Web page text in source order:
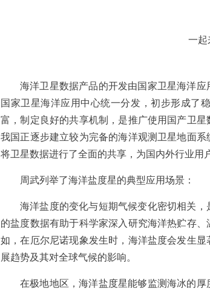
一起
海洋卫星数据产品的开发由国家卫星海洋
国家卫星海洋应用中心统一分发，初步形成了
富，制定良好的共享机制，是推广使用国产卫
我国正逐步建立较为完备的海洋观测卫星地面
将卫星数据进行了全面的共享，为国内外行业用
周武列举了海洋盐度星的典型应用场景：
海洋盐度的变化与短期气候变化密切相关
的盐度数据有助于科学家深入研究海洋热贮存
如，在厄尔尼诺现象发生时，海洋盐度会发生
展趋势及其对全球气候的影响。
在极地地区，海洋盐度星能够监测海冰的